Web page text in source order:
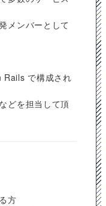
メンバーとして
Rails で構成され
どを担当して頂
方